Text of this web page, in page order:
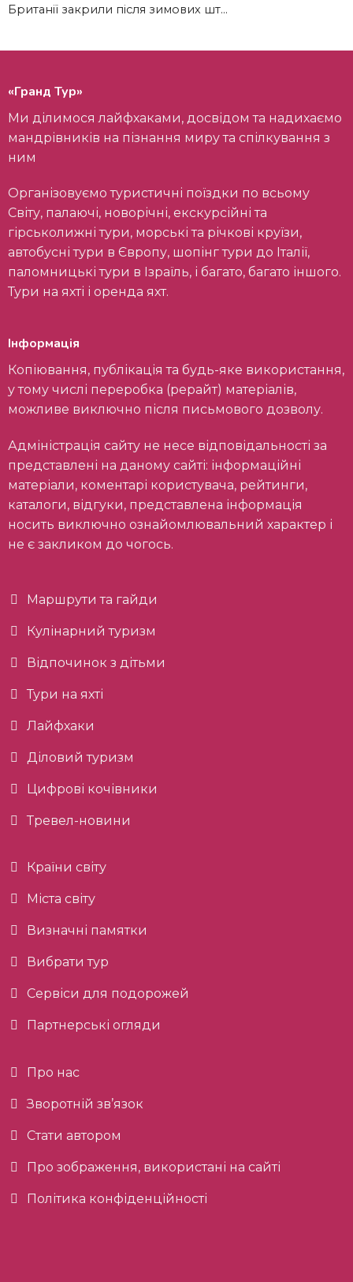
Британії закрили після зимових шт...
«Гранд Тур»
Ми ділимося лайфхаками, досвідом та надихаємо
мандрівників на пізнання миру та спілкування з
ним
Організовуємо туристичні поїздки по всьому
Світу, палаючі, новорічні, екскурсійні та
гірськолижні тури, морські та річкові круїзи,
автобусні тури в Європу, шопінг тури до Італії,
паломницькі тури в Ізраїль, і багато, багато іншого.
Тури на яхті і оренда яхт.
Інформація
Копіювання, публікація та будь-яке використання,
у тому числі переробка (рерайт) матеріалів,
можливе виключно після письмового дозволу.
Адміністрація сайту не несе відповідальності за
представлені на даному сайті: інформаційні
матеріали, коментарі користувача, рейтинги,
каталоги, відгуки, представлена інформація
носить виключно ознайомлювальний характер і
не є закликом до чогось.
Маршрути та гайди
Кулінарний туризм
Відпочинок з дітьми
Тури на яхті
Лайфхаки
Діловий туризм
Цифрові кочівники
Тревел-новини
Країни світу
Міста світу
Визначні памятки
Вибрати тур
Сервіси для подорожей
Партнерські огляди
Про нас
Зворотній зв’язок
Стати автором
Про зображення, використані на сайті
Політика конфіденційності